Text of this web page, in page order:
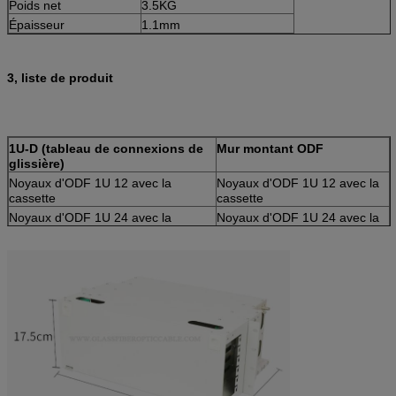
Poids net
3.5KG
Épaisseur
1.1mm
3, liste de produit
1U-D (tableau de connexions de
glissière)
Mur montant ODF
Noyaux d'ODF 1U 12 avec la
cassette
Noyaux d'ODF 1U 12 avec la
cassette
Noyaux d'ODF 1U 24 avec la
Noyaux d'ODF 1U 24 avec la
cassette
cassette
1U-A (tableau de connexions fixe)
Intégration ODF de module
Noyaux d'ODF 1U 12 avec la
Noyaux d'ODF 1U 12 avec la
cassette
Noyaux d'ODF 1U 24 avec la
Noyaux d'ODF 1U 24 avec la
cassette